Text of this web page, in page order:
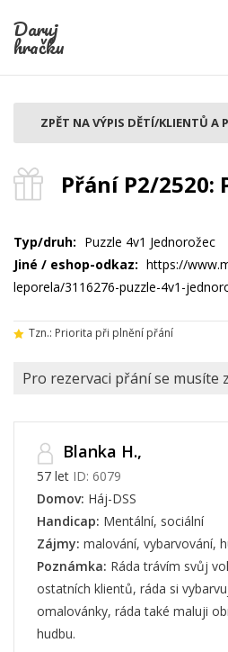
Daruj
hračku
Přání P2/2520:
ZPĚT NA VÝPIS DĚTÍ/KLIENTŮ A
Typ/druh: Puzzle 4v1 Jednorožec
Jiné / eshop-odkaz: https://
leporela/3116276-puzzle-4v1-
Tzn.: Priorita při plnění přání
Pro rezervaci přání se musíte
Blanka H.,
57 let ID: 6079
Domov: Háj-DSS
Handicap: Mentální, sociální
Zájmy: malování, vybarvování,
Poznámka: Ráda trávím svůj
ostatních klientů, ráda si
omalovánky, ráda také maluji
hudbu.